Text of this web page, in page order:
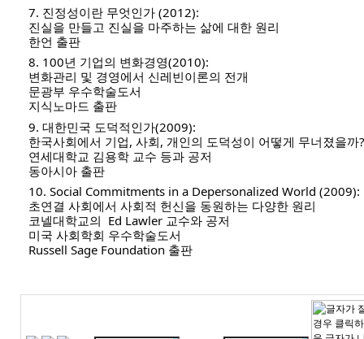
7. 진정성이란 무엇인가 (2012):
진실을 만들고 진실을 마주하는 삶에 대한 원리
한언 출판
8. 100년 기업의 변화경영(2010):
변화관리 및 경영에서 신레빈이론의 전개
문광부 우수학술도서
지식노마드 출판
9. 대한민국 도덕적인가(2009):
한국사회에서 기업, 사회, 개인의 도덕성이 어떻게 무너졌을까?
연세대학교 김용학 교수 등과 공저
동아시아 출판
10. Social Commitments in a Depersonalized World (2009):
초연결 사회에서 사회적 헌신을 동원하는 다양한 원리
코넬대학교의  Ed Lawler 교수와 공저
미국 사회학회 우수학술도서
Russell Sage Foundation 출판